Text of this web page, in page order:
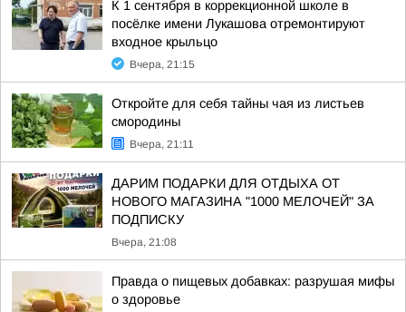
К 1 сентября в коррекционной школе в
посёлке имени Лукашова отремонтируют
входное крыльцо
Вчера, 21:15
Откройте для себя тайны чая из листьев
смородины
Вчера, 21:11
ДАРИМ ПОДАРКИ ДЛЯ ОТДЫХА ОТ
НОВОГО МАГАЗИНА "1000 МЕЛОЧЕЙ" ЗА
ПОДПИСКУ
Вчера, 21:08
Правда о пищевых добавках: разрушая мифы
о здоровье